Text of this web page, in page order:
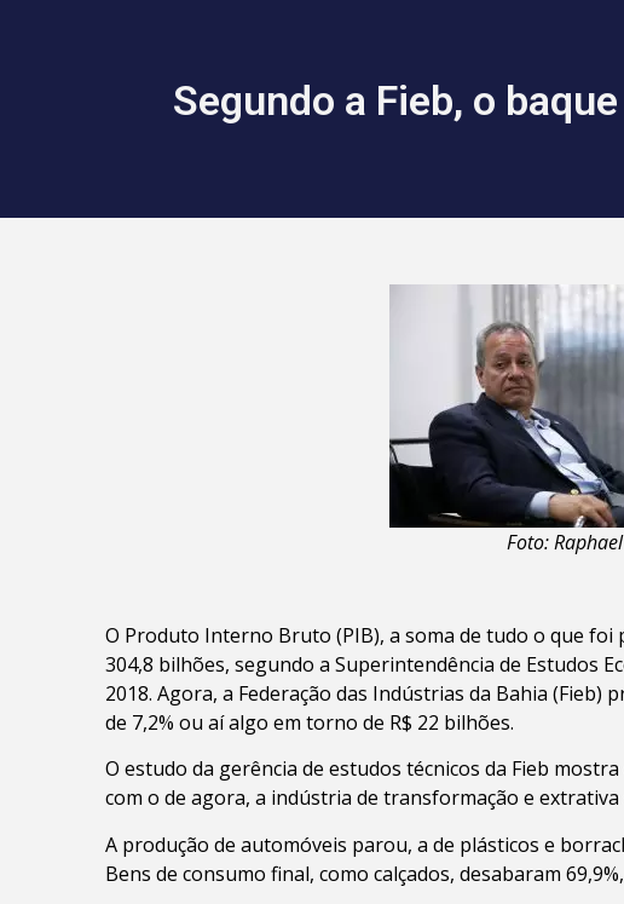
Segundo a Fieb, o
Foto: Raphael
O Produto Interno Bruto (PIB), a soma de tudo o que foi
304,8 bilhões, segundo a Superintendência de Estudos
2018. Agora, a Federação das Indústrias da Bahia (Fieb)
de 7,2% ou aí algo em torno de R$ 22 bilhões.
O estudo da gerência de estudos técnicos da Fieb
com o de agora, a indústria de transformação e extrativa
A produção de automóveis parou, a de plásticos e
Bens de consumo final, como calçados, desabaram